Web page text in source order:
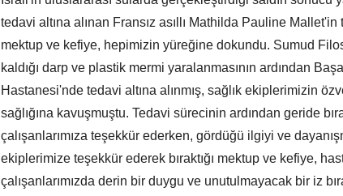
tedavi altına alınan Fransız asıllı Mathilda Pauline Mallet'in
mektup ve kefiye, hepimizin yüreğine dokundu. Sumud
kaldığı darp ve plastik mermi yaralanmasının ardından
Hastanesi'nde tedavi altına alınmış, sağlık ekiplerimizin
sağlığına kavuşmuştu. Tedavi sürecinin ardından geride
çalışanlarımıza teşekkür ederken, gördüğü ilgiyi ve
ekiplerimize teşekkür ederek bıraktığı mektup ve kefiye,
çalışanlarımızda derin bir duygu ve unutulmayacak bir iz